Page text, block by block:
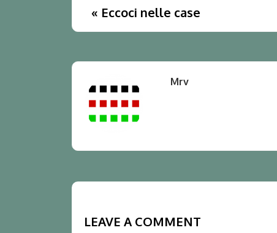
« Eccoci nelle case
Mrv
LEAVE A COMMENT